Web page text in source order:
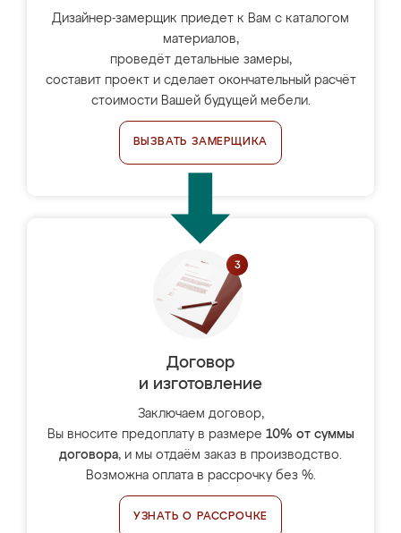
Дизайнер-замерщик приедет к Вам с каталогом
материалов,
проведёт детальные замеры,
составит проект и сделает окончательный расчёт
стоимости Вашей будущей мебели.
ВЫЗВАТЬ ЗАМЕРЩИКА
Договор
и изготовление
Заключаем договор,
Вы вносите предоплату в размере 10% от суммы
договора, и мы отдаём заказ в производство.
Возможна оплата в рассрочку без %.
УЗНАТЬ О РАССРОЧКЕ